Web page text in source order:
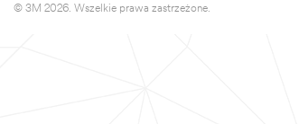
© 3M 2026. Wszelkie prawa zastrzeżone.